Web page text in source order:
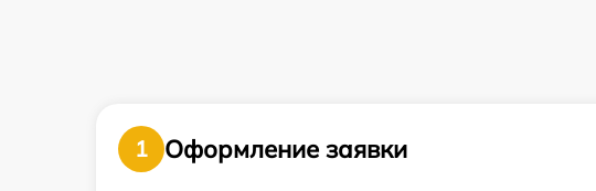
1
Оформление заявки